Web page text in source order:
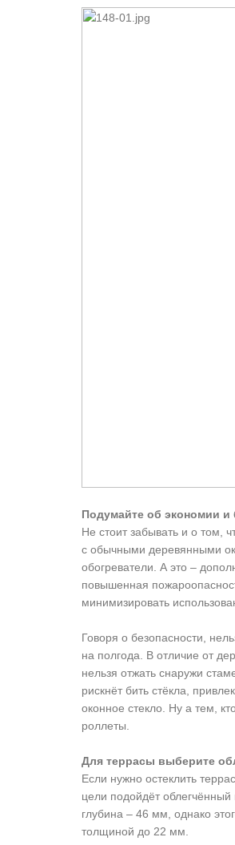
Подумайте об экономии и
Не стоит забывать и о том,
с обычными деревянными
обогреватели. А это –
повышенная
минимизировать
Говоря о безопасности,
на полгода. В отличие от
нельзя отжать снаружи
рискнёт бить стёкла,
оконное стекло. Ну а тем,
роллеты.
Для террасы выберите
Если нужно остеклить
цели подойдёт
глубина – 46 мм, однако
толщиной до 22 мм.